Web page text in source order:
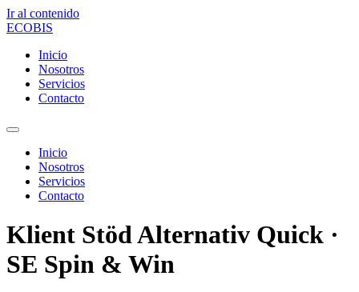
Ir al contenido
ECOBIS
Inicio
Nosotros
Servicios
Contacto
Inicio
Nosotros
Servicios
Contacto
Klient Stöd Alternativ Quick ·
SE Spin & Win